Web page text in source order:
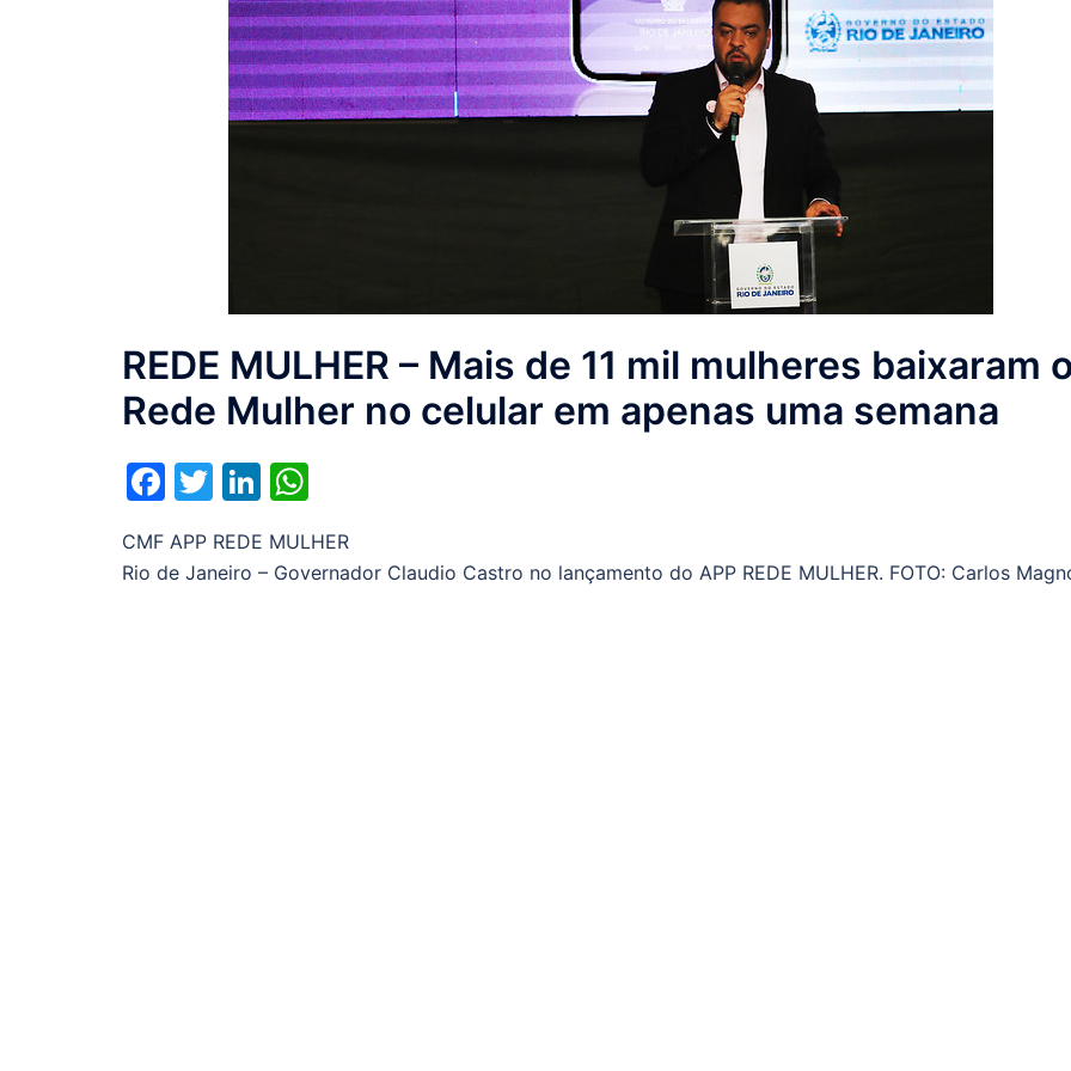
REDE MULHER – Mais de 11 mil mulheres baixaram
Rede Mulher no celular em apenas uma semana
Facebook
TwitterLinkedIn
CMF APP REDE MULHER
Rio de Janeiro – Governador Claudio Castro no lançamento do APP REDE MULHER. FOTO: Carlos